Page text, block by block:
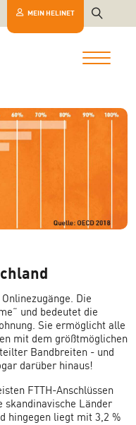
MEIN HELINET
Die
und bedeutet die
Sie ermöglicht alle
mit dem größtmöglichen
Bandbreiten - und
darüber hinaus!
FTTH-Anschlüssen
skandinavische Länder
hingegen liegt mit 3,2 %